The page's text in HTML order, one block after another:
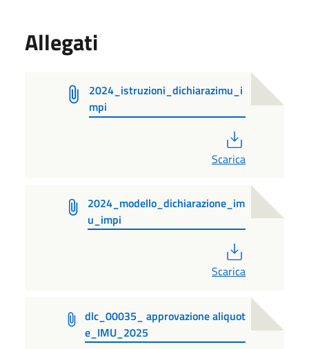
Allegati
2024_istruzioni_dichiarazimu_i
mpi
Scarica
2024_modello_dichiarazione_im
u_impi
Scarica
dlc_00035_ approvazione aliquot
e_IMU_2025